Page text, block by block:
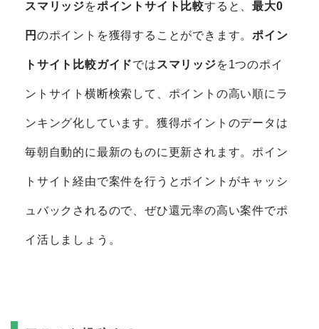
スマリッジをポイントサイト比較すると、最大0
円 のポイントを獲得することができます。ポイン
トサイト比較ガイドでは スマリッジを1つのポイ
ントサイト横断検索して、ポイントの高い順にラ
ンキング化しています。獲得ポイントのデータは
毎朝自動的に最新のものに更新されます。ポイン
トサイト経由で案件を行うとポイントがキャッシ
ュバックされるので、ぜひ還元率の高い案件でポ
イ活しましょう。